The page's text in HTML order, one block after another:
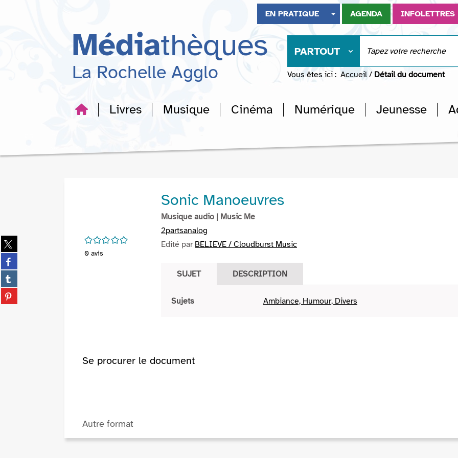
recherche
EN PRATIQUE AGENDA INFOLETTRES
Médiathèques
La Rochelle Agglo
PARTOUT
Vous êtes ici : Accueil / Détail du document
Livres Musique Cinéma Numérique Jeunesse
Partager
sur
twitter
(Nouvelle
fenêtre)
Partager
sur
facebook
(Nouvelle
fenêtre)
Partager
sur
tumblr
Partager
sur
/5
0 avis
Sonic Manoeuvres
Musique audio | Music Me
2partsanalog
Edité par BELIEVE / Cloudburst Music
SUJET DESCRIPTION
Sujets Ambiance, Humour, Divers
Se procurer le document
Autre format